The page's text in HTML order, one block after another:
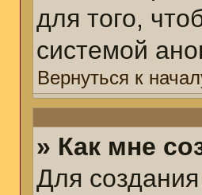
для того,
системой
Вернуться к
» Как мне
Для